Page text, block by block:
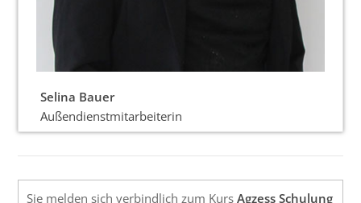
Selina Bauer
Außendienstmitarbeiterin
Sie melden sich verbindlich zum Kurs Agzess Schulung